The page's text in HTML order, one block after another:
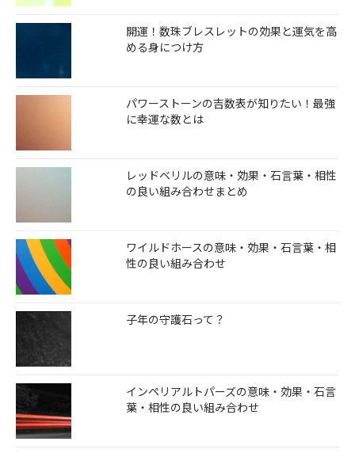
開運！数珠ブレスレットの効果と運気を高
める身につけ方
パワーストーンの吉数表が知りたい！最強
に幸運な数とは
レッドベリルの意味・効果・石言葉・相性
の良い組み合わせまとめ
ワイルドホースの意味・効果・石言葉・相
性の良い組み合わせ
子年の守護石って？
インペリアルトパーズの意味・効果・石言
葉・相性の良い組み合わせ